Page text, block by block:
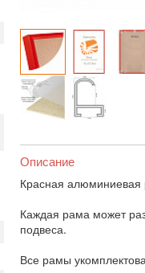
Описание
Красная
Каждая рама может
подвеса.
Все рамы